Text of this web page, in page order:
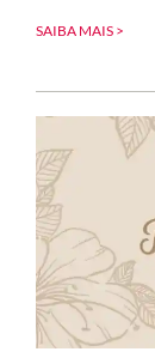
SAIBA MAIS >